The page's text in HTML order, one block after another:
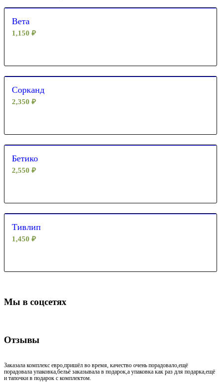
Вета
1,150 ₽
Сорканд
2,350 ₽
Бетико
2,550 ₽
Тивлип
1,450 ₽
Мы в соцсетях
Отзывы
Заказала комплекс евро,пришёл во время, качество очень порадовало,ещё
порадовала упаковка,бельё заказывала в подарок,а упаковка как раз для подарка,ещё
и тапочки в подарок с комплектом.